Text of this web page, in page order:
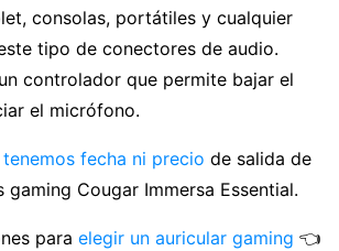
consolas, portátiles y cualquier
tipo de conectores de audio.
controlador que permite bajar el
el micrófono.
tenemos fecha ni precio de salida de
gaming Cougar Immersa Essential.
para elegir un auricular gaming 👈